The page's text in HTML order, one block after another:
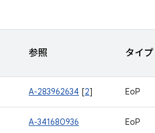
参照 タイプ
A-283962634 [2] EoP
A-341680936 EoP